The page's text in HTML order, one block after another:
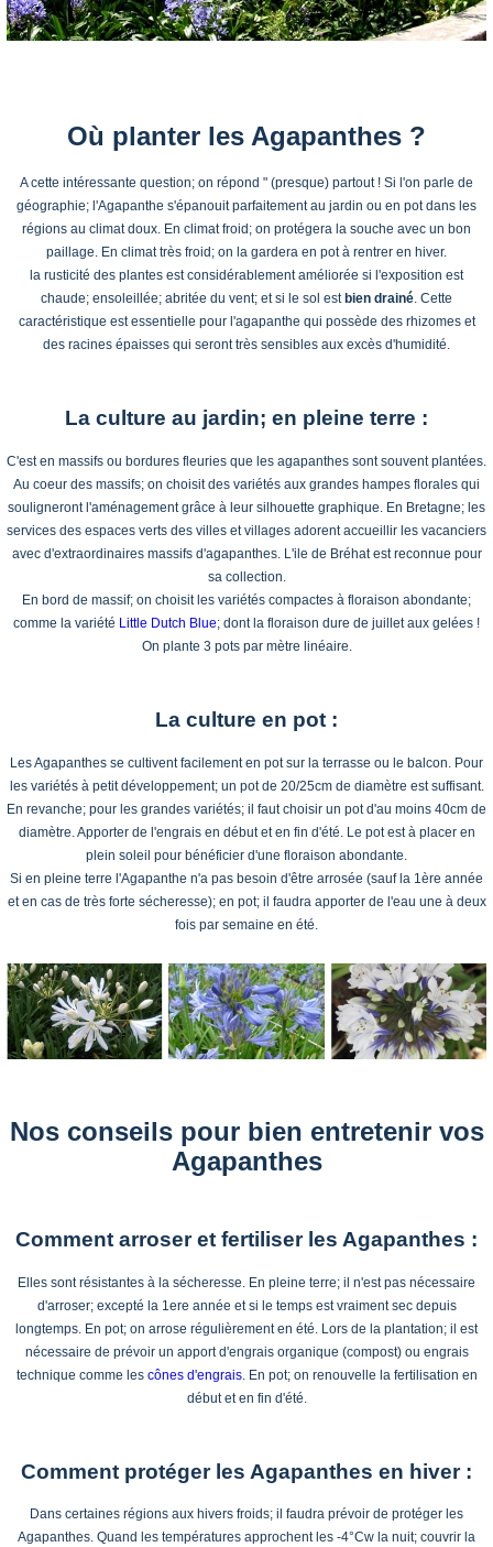
Où planter les Agapanthes ?
A cette intéressante question; on répond " (presque) partout ! Si l'on parle de
géographie; l'Agapanthe s'épanouit parfaitement au jardin ou en pot dans les
régions au climat doux. En climat froid; on protégera la souche avec un bon
paillage. En climat très froid; on la gardera en pot à rentrer en hiver.
la rusticité des plantes est considérablement améliorée si l'exposition est
chaude; ensoleillée; abritée du vent; et si le sol est bien drainé. Cette
caractéristique est essentielle pour l'agapanthe qui possède des rhizomes et
des racines épaisses qui seront très sensibles aux excès d'humidité.
La culture au jardin; en pleine terre :
C'est en massifs ou bordures fleuries que les agapanthes sont souvent plantées.
Au coeur des massifs; on choisit des variétés aux grandes hampes florales qui
souligneront l'aménagement grâce à leur silhouette graphique. En Bretagne; les
services des espaces verts des villes et villages adorent accueillir les vacanciers
avec d'extraordinaires massifs d'agapanthes. L'ile de Bréhat est reconnue pour
sa collection.
En bord de massif; on choisit les variétés compactes à floraison abondante;
comme la variété Little Dutch Blue; dont la floraison dure de juillet aux gelées !
On plante 3 pots par mètre linéaire.
La culture en pot :
Les Agapanthes se cultivent facilement en pot sur la terrasse ou le balcon. Pour
les variétés à petit développement; un pot de 20/25cm de diamètre est suffisant.
En revanche; pour les grandes variétés; il faut choisir un pot d'au moins 40cm de
diamètre. Apporter de l'engrais en début et en fin d'été. Le pot est à placer en
plein soleil pour bénéficier d'une floraison abondante.
Si en pleine terre l'Agapanthe n'a pas besoin d'être arrosée (sauf la 1ère année
et en cas de très forte sécheresse); en pot; il faudra apporter de l'eau une à deux
fois par semaine en été.
Nos conseils pour bien entretenir vos
Agapanthes
Comment arroser et fertiliser les Agapanthes :
Elles sont résistantes à la sécheresse. En pleine terre; il n'est pas nécessaire
d'arroser; excepté la 1ere année et si le temps est vraiment sec depuis
longtemps. En pot; on arrose régulièrement en été. Lors de la plantation; il est
nécessaire de prévoir un apport d'engrais organique (compost) ou engrais
technique comme les cônes d'engrais. En pot; on renouvelle la fertilisation en
début et en fin d'été.
Comment protéger les Agapanthes en hiver :
Dans certaines régions aux hivers froids; il faudra prévoir de protéger les
Agapanthes. Quand les températures approchent les -4°Cw la nuit; couvrir la